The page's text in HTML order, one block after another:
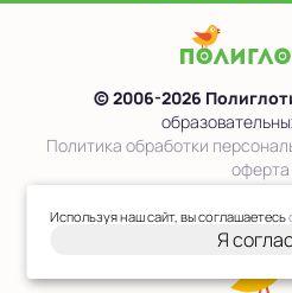
© 2006-2026
Политика обработки
оферта
Сведения об
Используя наш сайт, вы соглашаетесь
Я